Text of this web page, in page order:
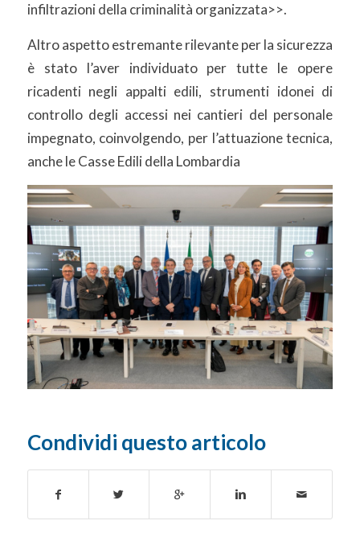
infiltrazioni della criminalità organizzata>>.
Altro aspetto estremante rilevante per la sicurezza
è stato l’aver individuato per tutte le opere
ricadenti negli appalti edili, strumenti idonei di
controllo degli accessi nei cantieri del personale
impegnato, coinvolgendo, per l’attuazione tecnica,
anche le Casse Edili della Lombardia
Condividi questo articolo